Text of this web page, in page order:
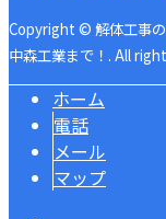
Copyright © 解体工事
中森工業まで！. All
ホーム
電話
メール
マップ